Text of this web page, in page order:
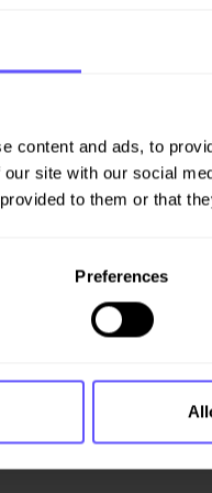
content and ads, to
site with our social
to them or that
Preferences
nytt nordgående
Trøndelag. Vi er stolte
regionen, avslutter
i tråd med prosjektets